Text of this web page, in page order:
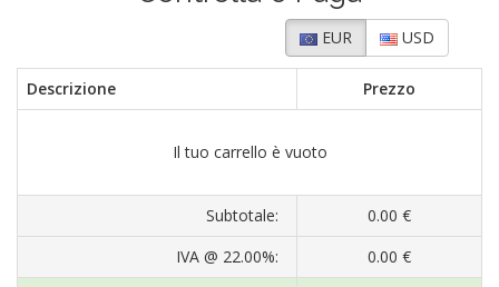
EUR USD
Descrizione Prezzo
Il tuo carrello è vuoto
Subtotale:
0.00 €
IVA @ 22.00%:
0.00 €